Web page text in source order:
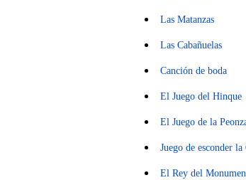
Las Matanzas
Las Cabañuelas
Canción de boda
El Juego del Hinque
El Juego de la
Juego de esconder la
El Rey del